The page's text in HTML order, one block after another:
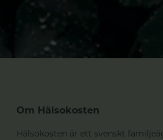
Om Hälsokosten
Hälsokosten är ett svenskt